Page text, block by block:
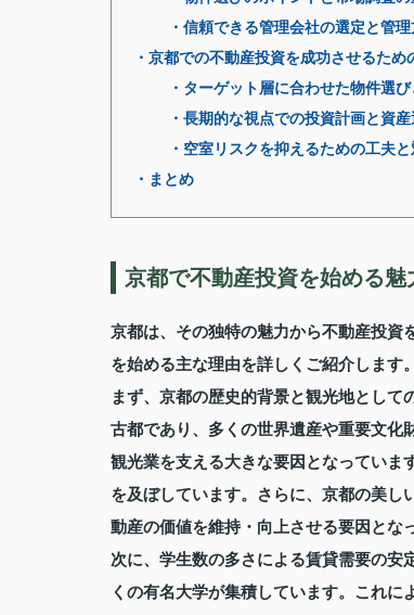
・信頼できる管理会社の選定と管
・京都での不動産投資を成功させるため
・ターゲット層に合わせた物件選
・長期的な視点での投資計画と資
・空室リスクを抑えるための工夫
・まとめ
京都で不動産投資を始める魅
京都は、その独特の魅力から不動産投資
を始める主な理由を詳しくご紹介します。
まず、京都の歴史的背景と観光地とし
古都であり、多くの世界遺産や重要文化
観光業を支える大きな要因となっていま
を及ぼしています。さらに、京都の美し
動産の価値を維持・向上させる要因とな
次に、学生数の多さによる賃貸需要の安
くの有名大学が集積しています。これ